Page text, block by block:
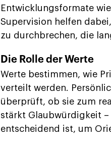
Entwicklungsformate
Supervision helfen
zu durchbrechen, die
Die Rolle der Werte
Werte bestimmen, wie
verteilt werden.
überprüft, ob sie zum
stärkt Glaubwürdigkeit
entscheidend ist, um